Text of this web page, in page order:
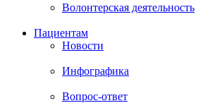
Волонтерская деятельность
Пациентам
Новости
Инфографика
Вопрос-ответ